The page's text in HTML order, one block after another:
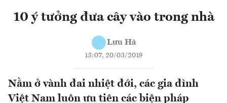
10 ý tưởng đưa cây vào trong nhà
Lưu Hà
13:07, 20/03/2019
Nằm ở vành đai nhiệt đới, các gia đình
Việt Nam luôn ưu tiên các biện pháp